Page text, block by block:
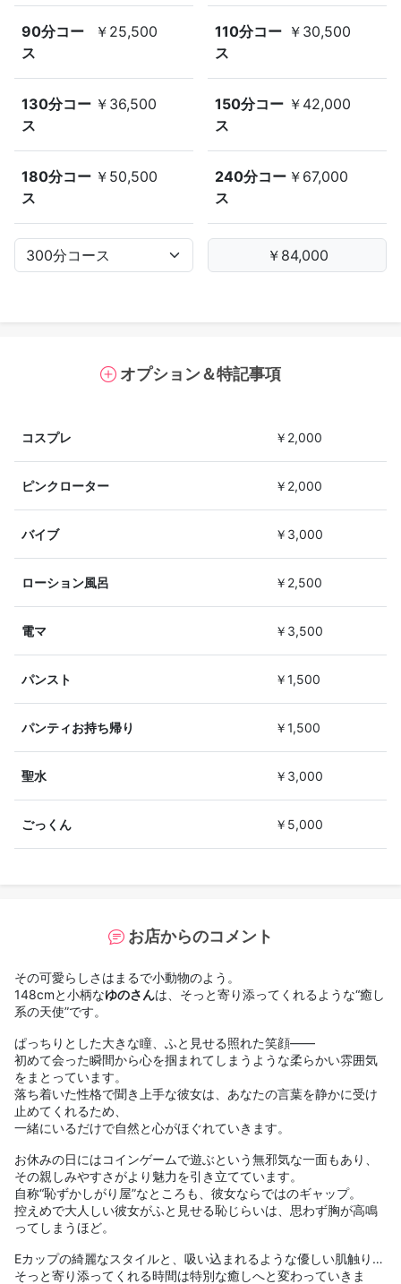
90分コー
ス
￥25,500
110分コー
ス
￥30,500
130分コー
ス
￥36,500
150分コー
ス
￥42,000
180分コー
ス
￥50,500
240分コー
ス
￥67,000
オプション＆特記事項
コスプレ ￥2,000
ピンクローター ￥2,000
バイブ ￥3,000
ローション風呂 ￥2,500
電マ ￥3,500
パンスト ￥1,500
パンティお持ち帰り ￥1,500
聖水 ￥3,000
ごっくん ￥5,000
お店からのコメント
その可愛らしさはまるで小動物のよう。
148cmと小柄なゆのさんは、そっと寄り添ってくれるような“癒し
系の天使”です。
ぱっちりとした大きな瞳、ふと見せる照れた笑顔――
初めて会った瞬間から心を掴まれてしまうような柔らかい雰囲気
をまとっています。
落ち着いた性格で聞き上手な彼女は、あなたの言葉を静かに受け
止めてくれるため、
一緒にいるだけで自然と心がほぐれていきます。
お休みの日にはコインゲームで遊ぶという無邪気な一面もあり、
その親しみやすさがより魅力を引き立てています。
自称“恥ずかしがり屋”なところも、彼女ならではのギャップ。
控えめで大人しい彼女がふと見せる恥じらいは、思わず胸が高鳴
ってしまうほど。
Eカップの綺麗なスタイルと、吸い込まれるような優しい肌触り…
そっと寄り添ってくれる時間は特別な癒しへと変わっていきま